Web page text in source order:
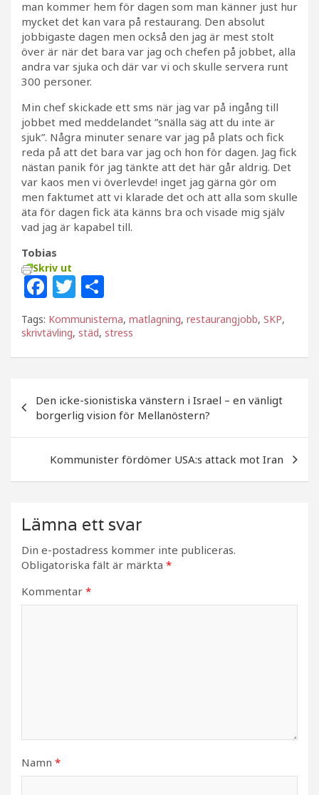
man kommer hem för dagen som man känner just hur
mycket det kan vara på restaurang. Den absolut
jobbigaste dagen men också den jag är mest stolt
över är när det bara var jag och chefen på jobbet, alla
andra var sjuka och där var vi och skulle servera runt
300 personer.
Min chef skickade ett sms när jag var på ingång till
jobbet med meddelandet ”snälla säg att du inte är
sjuk”. Några minuter senare var jag på plats och fick
reda på att det bara var jag och hon för dagen. Jag fick
nästan panik för jag tänkte att det här går aldrig. Det
var kaos men vi överlevde! inget jag gärna gör om
men faktumet att vi klarade det och att alla som skulle
äta för dagen fick äta känns bra och visade mig själv
vad jag är kapabel till.
Tobias
Skriv ut
F
a
c
e
o
o
k
T
w
itt
e
el
a
Tags: Kommunisterna, matlagning, restaurangjobb, SKP,
skrivtävling, städ, stress
Den icke-sionistiska vänstern i Israel – en vänligt
borgerlig vision för Mellanöstern?
Kommunister fördömer USA:s attack mot Iran
Lämna ett svar
Din e-postadress kommer inte publiceras.
Obligatoriska fält är märkta *
Kommentar *
Namn *